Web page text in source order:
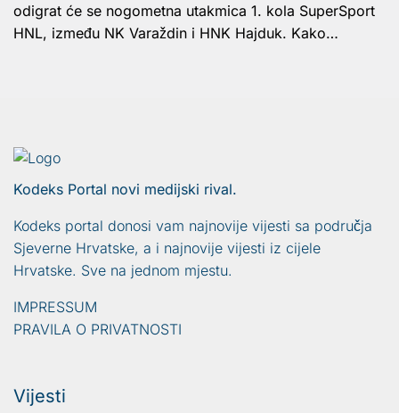
odigrat će se nogometna utakmica 1. kola SuperSport
HNL, između NK Varaždin i HNK Hajduk. Kako…
Kodeks Portal novi medijski rival.
Kodeks portal donosi vam najnovije vijesti sa područja
Sjeverne Hrvatske, a i najnovije vijesti iz cijele
Hrvatske. Sve na jednom mjestu.
IMPRESSUM
PRAVILA O PRIVATNOSTI
Vijesti